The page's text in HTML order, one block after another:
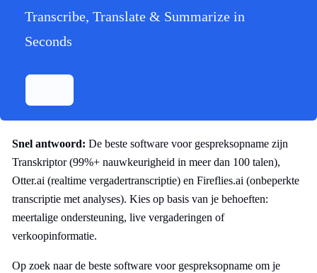
Transcribe, Translate & Summarize in
Seconds
Snel antwoord: De beste software voor gespreksopname zijn
Transkriptor (99%+ nauwkeurigheid in meer dan 100 talen),
Otter.ai (realtime vergadertranscriptie) en Fireflies.ai (onbeperkte
transcriptie met analyses). Kies op basis van je behoeften:
meertalige ondersteuning, live vergaderingen of
verkoopinformatie.
Op zoek naar de beste software voor gespreksopname om je